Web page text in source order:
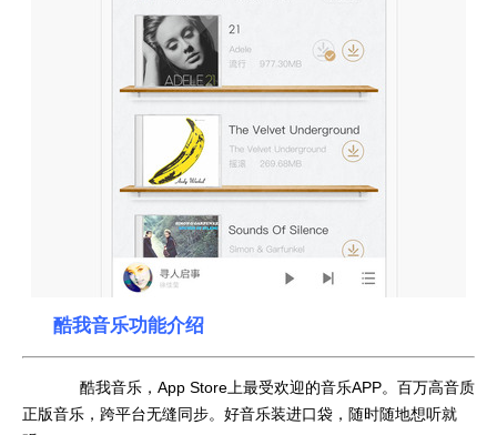
酷我音乐功能介绍
酷我音乐，App Store上最受欢迎的音乐APP。百万高音质
正版音乐，跨平台无缝同步。好音乐装进口袋，随时随地想听就